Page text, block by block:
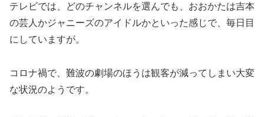
テレビでは、どのチャンネルを選んでも、おおかたは吉本
の芸人かジャニーズのアイドルかといった感じで、毎日目
にしていますが。
コロナ禍で、難波の劇場のほうは観客が減ってしまい大変
な状況のようです。